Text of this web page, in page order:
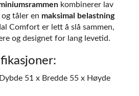
kombinerer lav
tåler en maksimal belastning
Comfort er lett å slå sammen,
og designet for lang levetid.
Dybde 51 x Bredde 55 x Høyde